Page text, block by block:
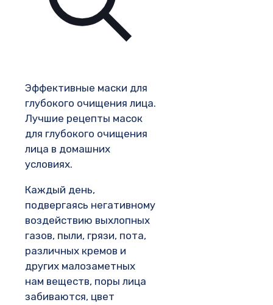
Эффективные маски для
глубокого очищения лица.
Лучшие рецепты масок
для глубокого очищения
лица в домашних
условиях.
Каждый день,
подвергаясь негативному
воздействию выхлопных
газов, пыли, грязи, пота,
различных кремов и
других малозаметных
нам веществ, поры лица
забиваются, цвет